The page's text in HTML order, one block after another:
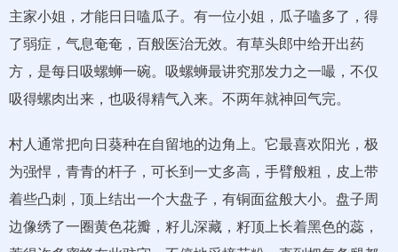
主家小姐，才能日日嗑瓜子。有一位小姐，瓜子嗑多了，得
了弱症，气息奄奄，百般医治无效。有草头郎中给开出药
方，是每日吸螺蛳一碗。吸螺蛳最讲究那发力之一嘬，不仅
吸得螺肉出来，也吸得精气入来。不两年就神回气完。
村人通常把向日葵种在自留地的边角上。它最喜欢阳光，极
为强悍，青青的杆子，可长到一丈多高，手臂般粗，皮上带
着些凸刺，顶上结出一个大盘子，有铜面盆般大小。盘子周
边像绣了一圈黄色花瓣，籽儿深藏，籽顶上长着黑色的蕊，